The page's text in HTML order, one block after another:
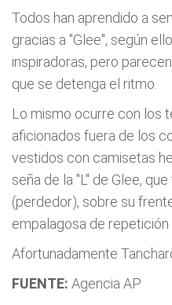
Todos han aprendido a
gracias a "Glee", según
inspiradoras, pero
que se detenga el ritmo.
Lo mismo ocurre con los
aficionados fuera de los
vestidos con camisetas
seña de la "L" de Glee,
(perdedor), sobre su
empalagosa de repetición
Afortunadamente
FUENTE: Agencia AP